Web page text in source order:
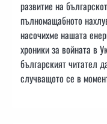
развитие на
пълномащабното
насочихме нашата
хроники за войната в
българският читател
случващото се в